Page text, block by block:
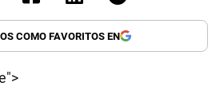
COMO FAVORITOS EN